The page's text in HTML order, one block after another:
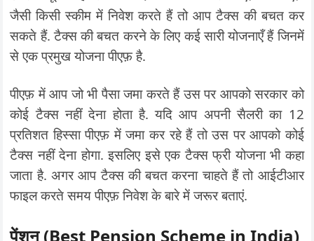
जैसी किसी स्कीम में निवेश करते हैं तो आप टैक्स की बचत कर
सकते हैं. टैक्स की बचत करने के लिए कई सारी योजनाएँ हैं जिनमें
से एक प्रमुख योजना पीएफ़ है.
पीएफ़ में आप जो भी पैसा जमा करते हैं उस पर आपको सरकार को
कोई टैक्स नहीं देना होता है. यदि आप अपनी सैलरी का 12
प्रतिशत हिस्सा पीएफ़ में जमा कर रहे हैं तो उस पर आपको कोई
टैक्स नहीं देना होगा. इसलिए इसे एक टैक्स फ्री योजना भी कहा
जाता है. अगर आप टैक्स की बचत करना चाहते हैं तो आईटीआर
फाइल करते समय पीएफ़ निवेश के बारे में जरूर बताएं.
पेंशन (Best Pension Scheme in India)